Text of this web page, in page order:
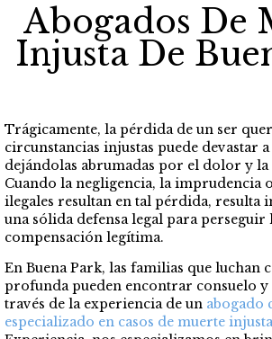
Abogados De
Injusta De
Trágicamente, la pérdida de un ser
circunstancias injustas puede devastar
dejándolas abrumadas por el dolor y
Cuando la negligencia, la imprudencia
ilegales resultan en tal pérdida, resulta
una sólida defensa legal para perseguir
compensación legítima.
En Buena Park, las familias que luchan
profunda pueden encontrar consuelo
través de la experiencia de un abogado
especializado en casos de muerte injusta